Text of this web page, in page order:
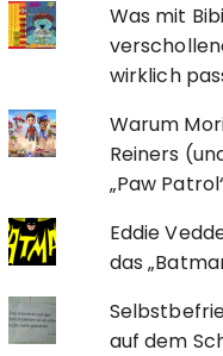
Was mit
wirklich
Warum
Reiners
„Paw
Eddie
das
auf dem